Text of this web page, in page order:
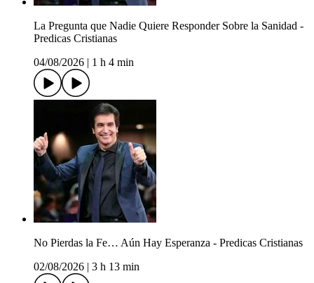
La Pregunta que Nadie Quiere Responder Sobre la Sanidad -
Predicas Cristianas
04/08/2026
1 h 4 min
No Pierdas la Fe… Aún Hay Esperanza - Predicas Cristianas
02/08/2026
3 h 13 min